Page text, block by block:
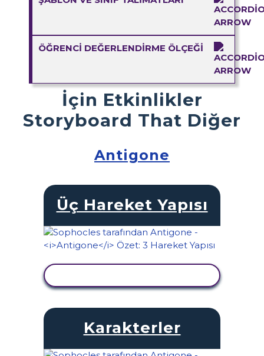
ÖĞRENCI DEĞERLENDIRME ÖLÇEĞI
İçin Etkinlikler
Storyboard That Diğer
Antigone
Üç Hareket Yapısı
Karakterler